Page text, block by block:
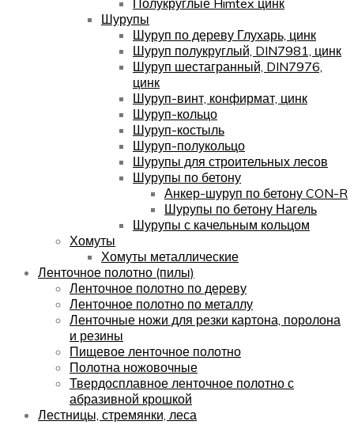
Шурупы
Шуруп по дереву Глухарь, цинк
Шуруп полукруглый, DIN7981, цинк
Шуруп шестагранный, DIN7976,
цинк
Шуруп-винт, конфирмат, цинк
Шуруп-кольцо
Шуруп-костыль
Шуруп-полукольцо
Шурупы для строительных лесов
Шурупы по бетону
Анкер-шуруп по бетону CON-R
Шурупы по бетону Нагель
Шурупы с качельным кольцом
Хомуты
Хомуты металлические
Ленточное полотно (пилы)
Ленточное полотно по дереву
Ленточное полотно по металлу
Ленточные ножи для резки картона, поролона
и резины
Пищевое ленточное полотно
Полотна ножовочные
Твердосплавное ленточное полотно с
абразивной крошкой
Лестницы, стремянки, леса